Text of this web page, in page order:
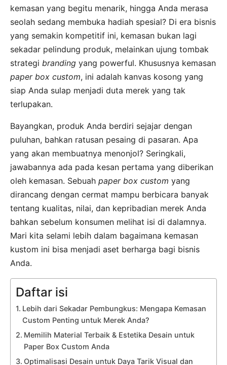
kemasan yang begitu menarik, hingga Anda merasa
seolah sedang membuka hadiah spesial? Di era bisnis
yang semakin kompetitif ini, kemasan bukan lagi
sekadar pelindung produk, melainkan ujung tombak
strategi branding yang powerful. Khususnya kemasan
paper box custom, ini adalah kanvas kosong yang
siap Anda sulap menjadi duta merek yang tak
terlupakan.
Bayangkan, produk Anda berdiri sejajar dengan
puluhan, bahkan ratusan pesaing di pasaran. Apa
yang akan membuatnya menonjol? Seringkali,
jawabannya ada pada kesan pertama yang diberikan
oleh kemasan. Sebuah paper box custom yang
dirancang dengan cermat mampu berbicara banyak
tentang kualitas, nilai, dan kepribadian merek Anda
bahkan sebelum konsumen melihat isi di dalamnya.
Mari kita selami lebih dalam bagaimana kemasan
kustom ini bisa menjadi aset berharga bagi bisnis
Anda.
Daftar isi
Lebih dari Sekadar Pembungkus: Mengapa Kemasan
Custom Penting untuk Merek Anda?
Memilih Material Terbaik & Estetika Desain untuk
Paper Box Custom Anda
Optimalisasi Desain untuk Daya Tarik Visual dan